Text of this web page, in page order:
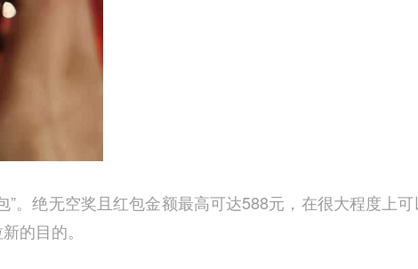
”。绝无空奖且红包金额最高可达588元，在很大程度上
的目的。